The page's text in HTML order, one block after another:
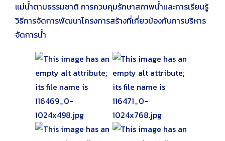
แม่น้ำตามธรรมชาติ การควบคุมรักษาสภาพน้ำและการเรียนรู้
วิธีการจัดการพัฒนาโครงการสร้างที่เกี่ยวข้องกับการบริหาร
จัดการน้ำ